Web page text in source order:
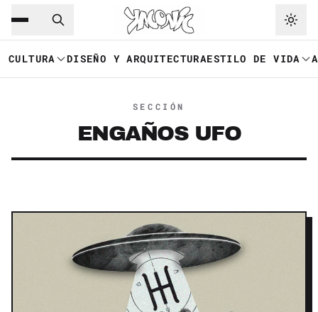
Saltar al contenido principal
CULTURA DISEÑO Y ARQUITECTURAESTILO DE VIDA
SECCIÓN
ENGAÑOS UFO